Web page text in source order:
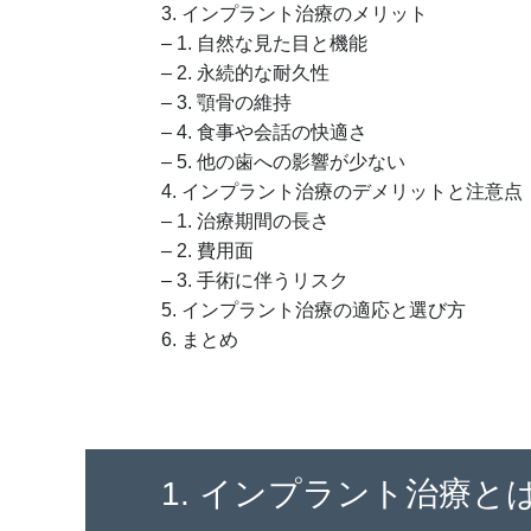
3. インプラント治療のメリット
– 1. 自然な見た目と機能
– 2. 永続的な耐久性
– 3. 顎骨の維持
– 4. 食事や会話の快適さ
– 5. 他の歯への影響が少ない
4. インプラント治療のデメリットと注意点
– 1. 治療期間の長さ
– 2. 費用面
– 3. 手術に伴うリスク
5. インプラント治療の適応と選び方
6. まとめ
1. インプラント治療と